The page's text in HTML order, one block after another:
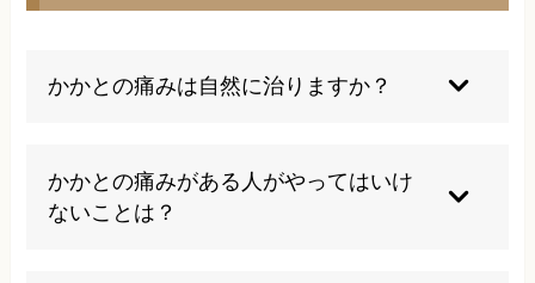
かかとの痛みは自然に治りますか？
くは適切な治療が必要です。放置すると慢性化
し、治療期間が長期化する可能性があるため、早
期の専門的なアプローチをお勧めします。
かかとの痛みがある人がやってはいけ
ないことは？